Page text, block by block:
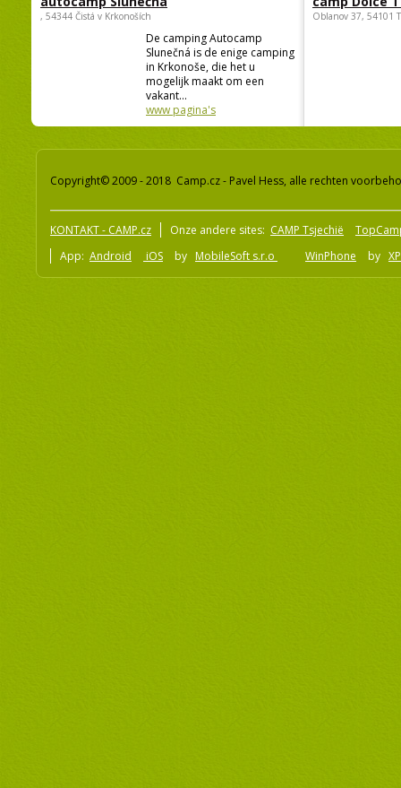
autocamp Slunečná
, 54344 Čistá v Krkonoších
De camping Autocamp
Slunečná is de enige camping
in Krkonoše, die het u
mogelijk maakt om een
vakant...
www pagina's
camp Dolce
Oblanov 37, 54101
Copyright© 2009 - 2018 Camp.cz - Pavel Hess, alle rechten
KONTAKT - CAMP.cz Onze andere sites: CAMP Tsjechië
App: Android iOS by MobileSoft s.r.o WinPhone by